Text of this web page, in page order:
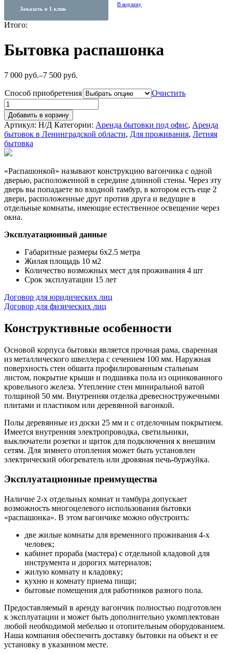
Заказать в 1 клик
В корзину
Итого:
Бытовка распашонка
7 000 руб.–7 500 руб.
Способ приобретения Очистить
Добавить в корзину
Артикул: Н/Д Категории: Аренда бытовки под офис, Аренда
бытовок в Ленинградской области, Для проживания, Летняя
бытовка
«Распашонкой» называют конструкцию вагончика с одной
дверью, расположенной в середине длинной стены. Через эту
дверь вы попадаете во входной тамбур, в котором есть еще 2
двери, расположенные друг против друга и ведущие в
отдельные комнаты, имеющие естественное освещение через
окна.
Эксплуатационный данные
Габаритные размеры 6х2.5 метра
Жилая площадь 10 м2
Количество возможных мест для проживания 4 шт
Срок эксплуатации 15 лет
Договор для юридических лиц
Договор для физических лиц
Конструктивные особенности
Основой корпуса бытовки является прочная рама, сваренная
из металлического швеллера с сечением 100 мм. Наружная
поверхность стен обшита профилированным стальным
листом, покрытие крыши и подшивка пола из оцинкованного
кровельного железа. Утепление стен миниральной ватой
толщиной 50 мм. Внутренняя отделка древесностружечными
плитами и пластиком или деревянной вагонкой.
Полы деревянные из доски 25 мм и с отделочным покрытием.
Имеется внутренняя электропроводка, светильники,
выключатели розетки и щиток для подключения к внешним
сетям. Для зимнего отопления может быть установлен
электрический обогреватель или дровяная печь-буржуйка.
Эксплуатационные преимущества
Наличие 2-х отдельных комнат и тамбура допускает
возможность многоцелевого использования бытовки
«распашонка». В этом вагончике можно обустроить:
две жилые комнаты для временного проживания 4-х
человек;
кабинет прораба (мастера) с отдельной кладовой для
инструмента и дорогих материалов;
жилую комнату и кладовку;
кухню и комнату приема пищи;
бытовые помещения для работников разного пола.
Предоставляемый в аренду вагончик полностью подготовлен
к эксплуатации и может быть дополнительно укомплектован
любой необходимой мебелью и отопительным оборудованием.
Наша компания обеспечить доставку бытовки на объект и ее
установку в указанном месте.